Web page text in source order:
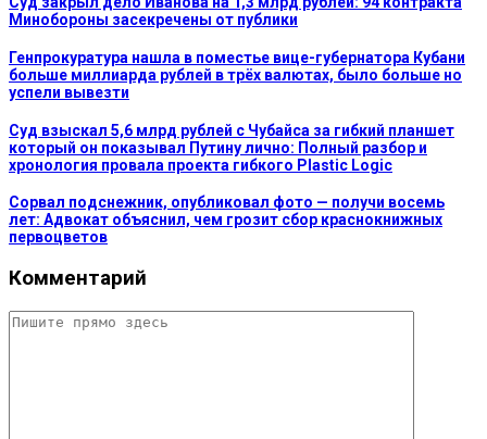
Минобороны засекречены от публики
Генпрокуратура нашла в поместье вице-губернатора Кубани
больше миллиарда рублей в трёх валютах, было больше но
успели вывезти
Суд взыскал 5,6 млрд рублей с Чубайса за гибкий планшет
который он показывал Путину лично: Полный разбор и
хронология провала проекта гибкого Plastic Logic
Сорвал подснежник, опубликовал фото — получи восемь
лет: Адвокат объяснил, чем грозит сбор краснокнижных
первоцветов
Комментарий